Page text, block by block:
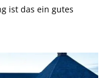
ist das ein gutes